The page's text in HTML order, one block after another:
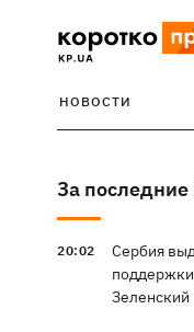
НОВОСТИ
За последние
20:02
Сербия
Зеленский